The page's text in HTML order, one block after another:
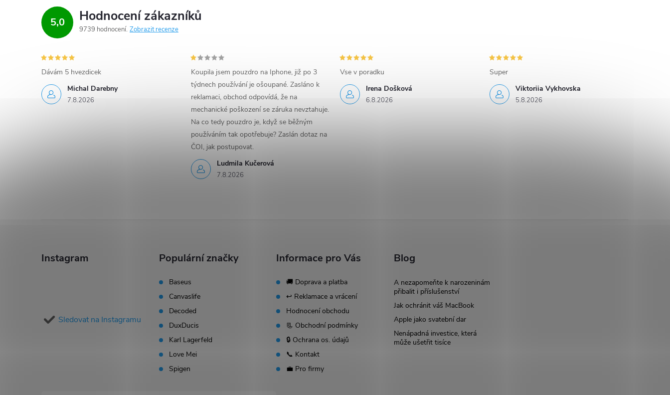
p
r
v
k
y
5,0 Hodnocení zákazníků
9739 hodnocení Zobrazit recenze
Michal Darebny
7.8.2026
Dávám 5 hvezdicek
Ludmila Kučerová
7.8.2026
Koupila jsem pouzdro na Iphone, již po 3
týdnech používání je ošoupané. Zasláno k
reklamaci, obchod odpovídá, že na
mechanické poškození se záruka nevztahuje.
Na co tedy pouzdro je, když se běžným
používáním tak opotřebuje? Zaslán dotaz na
ČOI, jak postupovat.
Irena Došková
6.8.2026
Vse v poradku
Viktoriia Vykhovska
5.8.2026
Super
Instagram
Sledovat na Instagramu
Populární značky
Baseus
Canvaslife
Decoded
DuxDucis
Karl Lagerfeld
Love Mei
Spigen
Informace pro Vás
🚚 Doprava a platba
↩️ Reklamace a vrácení
Hodnocení obchodu
📃 Obchodní podmínky
🔒 Ochrana os. údajů
📞 Kontakt
💼 Pro firmy
Blog
A nezapomeňte k narozeninám
přibalit i příslušenství
Jak ochránit váš MacBook
Apple jako svatební dar
Nenápadná investice, která
může ušetřit tisíce